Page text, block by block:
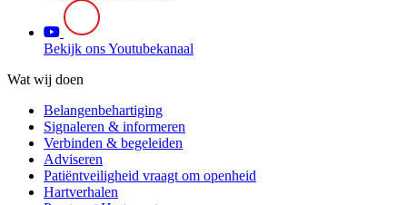
Bekijk ons Youtubekanaal
Wat wij doen
Belangenbehartiging
Signaleren & informeren
Verbinden & begeleiden
Adviseren
Patiëntveiligheid vraagt om openheid
Hartverhalen